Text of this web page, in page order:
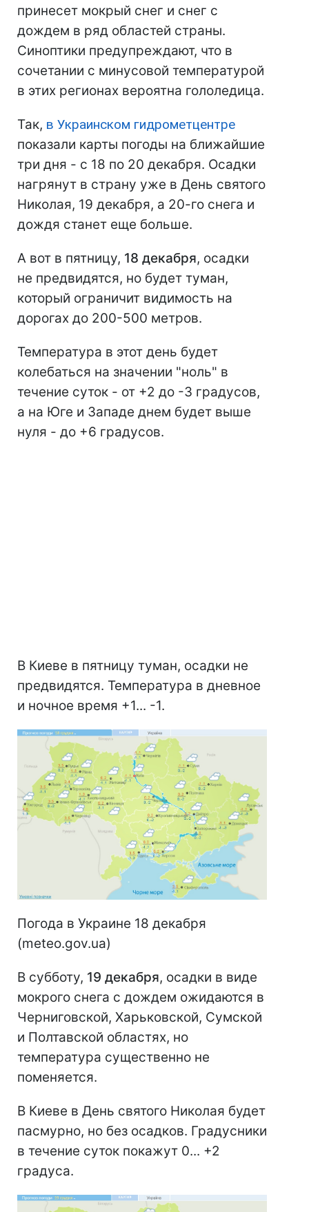
принесет мокрый снег и снег с
дождем в ряд областей страны.
Синоптики предупреждают, что в
сочетании с минусовой температурой
в этих регионах вероятна гололедица.
Так, в Украинском гидрометцентре
показали карты погоды на ближайшие
три дня - с 18 по 20 декабря. Осадки
нагрянут в страну уже в День святого
Николая, 19 декабря, а 20-го снега и
дождя станет еще больше.
А вот в пятницу, 18 декабря, осадки
не предвидятся, но будет туман,
который ограничит видимость на
дорогах до 200-500 метров.
Температура в этот день будет
колебаться на значении "ноль" в
течение суток - от +2 до -3 градусов,
а на Юге и Западе днем будет выше
нуля - до +6 градусов.
В Киеве в пятницу туман, осадки не
предвидятся. Температура в дневное
и ночное время +1... -1.
Погода в Украине 18 декабря
(meteo.gov.ua)
В субботу, 19 декабря, осадки в виде
мокрого снега с дождем ожидаются в
Черниговской, Харьковской, Сумской
и Полтавской областях, но
температура существенно не
поменяется.
В Киеве в День святого Николая будет
пасмурно, но без осадков. Градусники
в течение суток покажут 0... +2
градуса.